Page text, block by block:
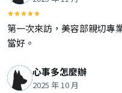
第一次來訪，美容部親切專
當好。
心事多怎麼辦
2025 年 10 月